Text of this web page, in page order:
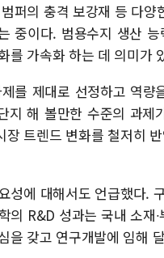
퍼의 충격 보강재 등 다
중이다. 범용수지 생산
를 가속화 하는 데 의미가
를 제대로 선정하고 역
지 해 볼만한 수준의 과
트렌드 변화를 철저히
성에 대해서도 언급했다.
의 R&D 성과는 국내 소재
을 갖고 연구개발에 임해